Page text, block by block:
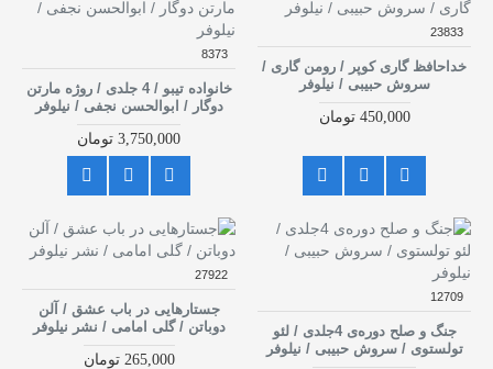
23833
خداحافظ گاری کوپر / رومن گاری /
سروش حبیبی / نیلوفر
450,000 تومان
8373
خانواده تیبو / 4 جلدی / روژه مارتن
دوگار / ابوالحسن نجفی / نیلوفر
3,750,000 تومان
12709
جنگ و صلح دوره‌ی 4جلدی / لئو
تولستوی / سروش حبیبی / نیلوفر
27922
جستارهایی در باب عشق / آلن
دوباتن / گلی امامی / نشر نیلوفر
265,000 تومان